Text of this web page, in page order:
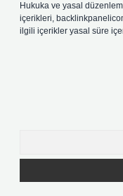
Hukuka ve yasal
içerikleri,
ilgili içerikler yasal süre